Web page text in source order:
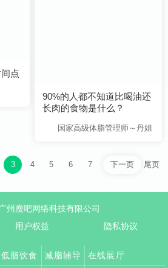
点
长肉的食物是什么？
国家高级体脂管理师～丹姐
3 4 5 6 7 下一页 尾页
州瘦吧网络科技有限公司
用户权益 隐私协议
低脂饮食 减脂辅导 在线展厅